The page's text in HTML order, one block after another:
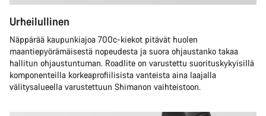
Urheilullinen
Näppärää kaupunkiajoa 700c-kiekot pitävät huolen
maantiepyörämäisestä nopeudesta ja suora ohjaustanko takaa
hallitun ohjaustuntuman. Roadlite on varustettu suorituskykyisillä
komponenteilla korkeaprofiilisista vanteista aina laajalla
välitysalueella varustettuun Shimanon vaihteistoon.